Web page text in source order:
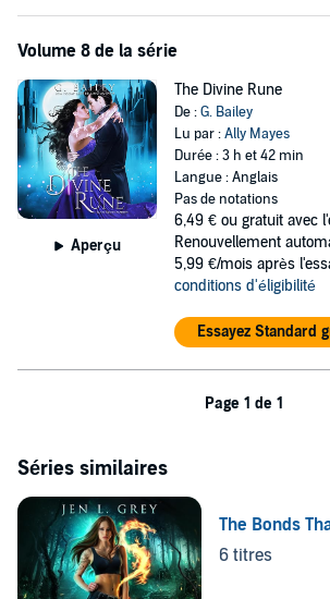
Volume 8 de la série
Aperçu
The Divine Rune
De :G. Bailey
Lu par :Ally Mayes
Durée : 3 h et 42 min
Langue : Anglais
Pas de notations
6,49 € ou gratuit avec
Renouvellement
5,99 €/mois après
conditions d'éligibilité
Essayez Standard
Page 1 de 1
Séries similaires
The Bonds
6 titres